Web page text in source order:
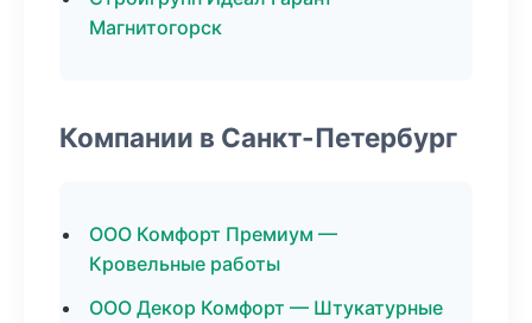
Магнитогорск
Компании в Санкт-Петербург
ООО Комфорт Премиум —
Кровельные работы
ООО Декор Комфорт — Штукатурные